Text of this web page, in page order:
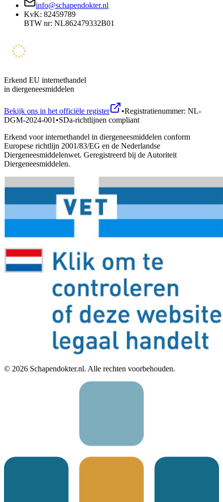
info@schapendokter.nl
KvK: 82459789
BTW nr: NL862479332B01
Erkend EU internethandel
in diergeneesmiddelen
Bekijk ons in het officiële register •Registratienummer: NL-
DGM-2024-001 •SDa-richtlijnen compliant
Erkend voor internethandel in diergeneesmiddelen conform
Europese richtlijn 2001/83/EG en de Nederlandse
Diergeneesmiddelenwet. Geregistreerd bij de Autoriteit
Diergeneesmiddelen.
© 2026 Schapendokter.nl. Alle rechten voorbehouden.